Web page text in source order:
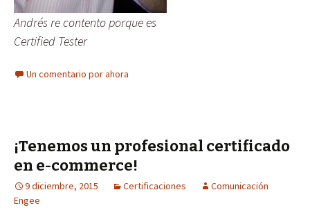
Andrés re contento porque es
Certified Tester
Un comentario por ahora
¡Tenemos un profesional certificado
en e-commerce!
9 diciembre, 2015 Certificaciones
Comunicación
Engee